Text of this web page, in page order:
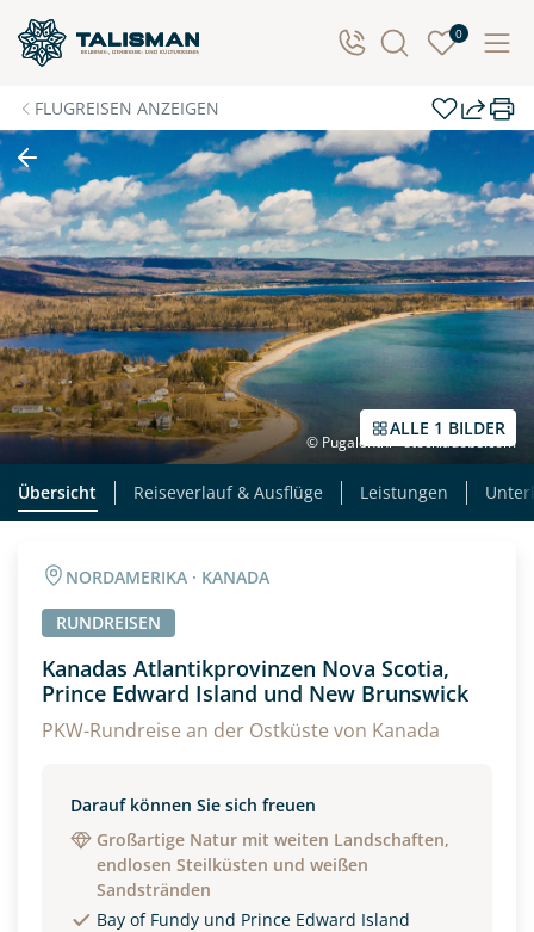
0
FLUGREISEN ANZEIGEN
ALLE 1 BILDER
© Pugalenthi - stock.adobe.com
Übersicht Reiseverlauf & Ausflüge Leistungen
NORDAMERIKA · KANADA
RUNDREISEN
Kanadas Atlantikprovinzen Nova Scotia,
Prince Edward Island und New Brunswick
PKW-Rundreise an der Ostküste von Kanada
Darauf können Sie sich freuen
Großartige Natur mit weiten Landschaften,
endlosen Steilküsten und weißen
Sandstränden
Bay of Fundy und Prince Edward Island